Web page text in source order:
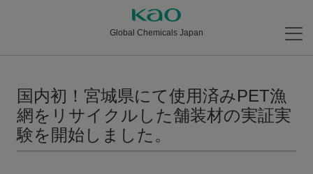
Global Chemicals Japan
国内初！宮城県にて使用済みPET漁
網をリサイクルした舗装材の実証実
験を開始しました。